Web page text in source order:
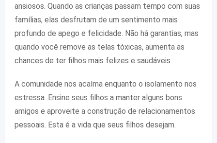
ansiosos. Quando as crianças passam tempo com suas
famílias, elas desfrutam de um sentimento mais
profundo de apego e felicidade. Não há garantias, mas
quando você remove as telas tóxicas, aumenta as
chances de ter filhos mais felizes e saudáveis.
A comunidade nos acalma enquanto o isolamento nos
estressa. Ensine seus filhos a manter alguns bons
amigos e aproveite a construção de relacionamentos
pessoais. Esta é a vida que seus filhos desejam.